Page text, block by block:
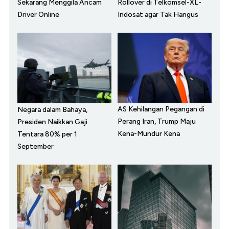
Sekarang Menggila Ancam
Driver Online
Rollover di Telkomsel-XL-
Indosat agar Tak Hangus
Negara dalam Bahaya,
Presiden Naikkan Gaji
Tentara 80% per 1
September
AS Kehilangan Pegangan di
Perang Iran, Trump Maju
Kena-Mundur Kena